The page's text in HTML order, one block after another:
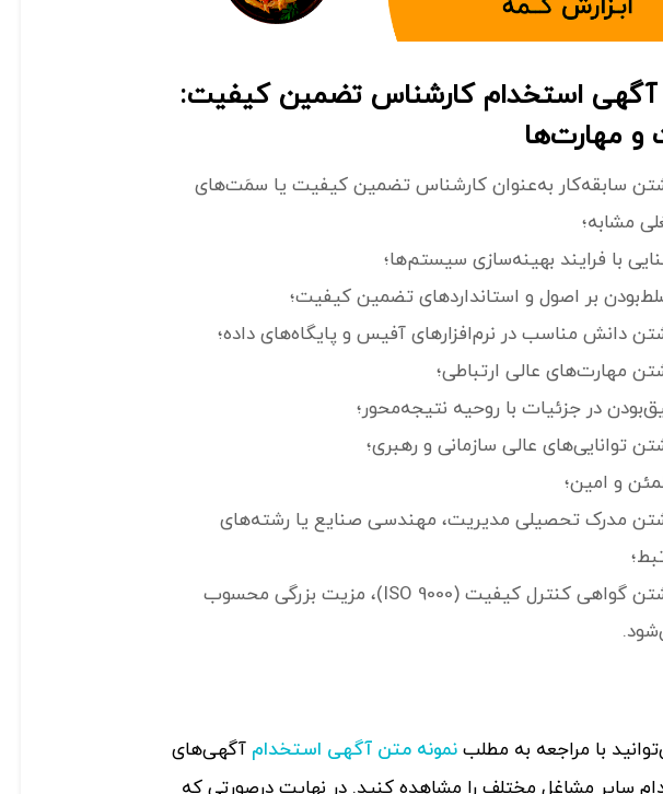
آگهی استخدام کارشناس تضمین کیفیت:
و مهارت‌ها
سابقه‌کار به‌عنوان کارشناس تضمین کیفیت یا سمَت‌های
مشابه؛
با فرایند بهینه‌سازی سیستم‌ها؛
بر اصول و استانداردهای تضمین کیفیت؛
دانش مناسب در نرم‌افزارهای آفیس و پایگاه‌های داده؛
مهارت‌های عالی ارتباطی؛
در جزئیات با روحیه نتیجه‌محور؛
توانایی‌های عالی سازمانی و رهبری؛
و امین؛
مدرک تحصیلی مدیریت، مهندسی صنایع یا رشته‌های
داشتن گواهی کنترل کیفیت (ISO 9000)، مزیت بزرگی محسوب
با مراجعه به مطلب نمونه متن آگهی استخدام آگهی‌های
سایر مشاغل مختلف را مشاهده کنید. در نهایت درصورتی که